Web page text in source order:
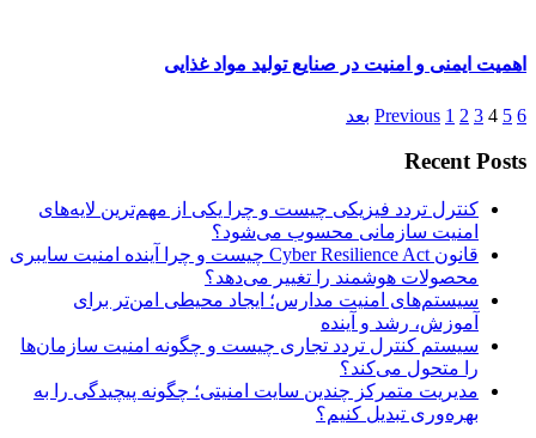
اهمیت ایمنی و امنیت در صنایع تولید مواد غذایی
Previous 1 2 3 4 5 6 بعد
Recent Posts
کنترل تردد فیزیکی چیست و چرا یکی از مهم‌ترین لایه‌های
امنیت سازمانی محسوب می‌شود؟
قانون Cyber Resilience Act چیست و چرا آینده امنیت سایبری
محصولات هوشمند را تغییر می‌دهد؟
سیستم‌های امنیت مدارس؛ ایجاد محیطی امن‌تر برای
آموزش، رشد و آینده
سیستم کنترل تردد تجاری چیست و چگونه امنیت سازمان‌ها
را متحول می‌کند؟
مدیریت متمرکز چندین سایت امنیتی؛ چگونه پیچیدگی را به
بهره‌وری تبدیل کنیم؟